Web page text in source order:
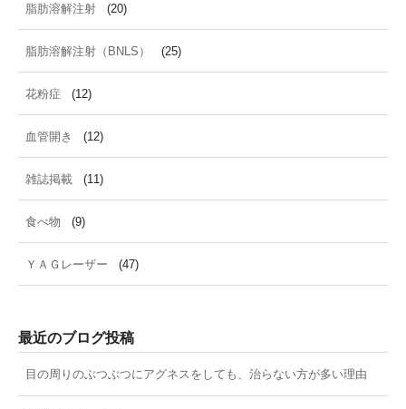
脂肪溶解注射 (20)
脂肪溶解注射（BNLS） (25)
花粉症 (12)
血管開き (12)
雑誌掲載 (11)
食べ物 (9)
ＹＡＧレーザー (47)
最近のブログ投稿
目の周りのぶつぶつにアグネスをしても、治らない方が多い理由